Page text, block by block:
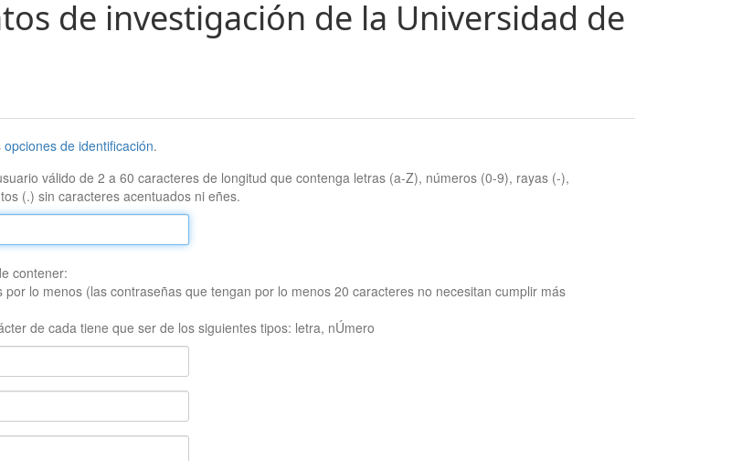
de investigación de la Universidad de
opciones de identificación.
válido de 2 a 60 caracteres de longitud que contenga letras (a-Z), números (0-9), rayas (-),
(.) sin caracteres acentuados ni eñes.
contener:
por lo menos (las contraseñas que tengan por lo menos 20 caracteres no necesitan cumplir más
de cada tiene que ser de los siguientes tipos: letra, nÚmero